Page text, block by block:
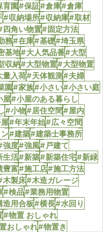
育園#保証#倉庫#倉庫
#収納場所#収納庫#取材
角い物置#固定方法
務#在庫#基礎#埼玉県
基地#大人気品番#大型
収納#大型物置#大型物置
入荷#天体観測#夫婦
園#家族#小さい#小さい庭
屋#小屋のある暮らし
#小物#居住空間#屋内
#年末年始#広々空間
#建築#建築士事務所
強度#強風#戸建て
生活#新築#新築住宅#新緑
豊富#施工店#施工方法
製床#木造ガレージ
#検品#業務用物置
用合板#横長#水回り
#物置 おしゃれ
おしゃれ#物置き